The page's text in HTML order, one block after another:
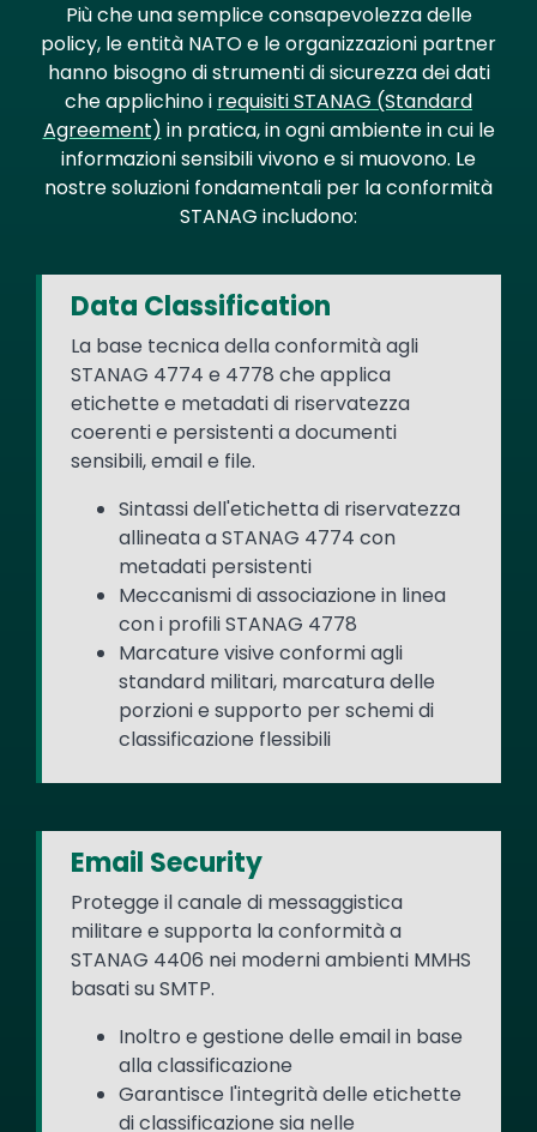
Più che una semplice consapevolezza delle
policy, le entità NATO e le organizzazioni partner
hanno bisogno di strumenti di sicurezza dei dati
che applichino i requisiti STANAG (Standard
Agreement) in pratica, in ogni ambiente in cui le
informazioni sensibili vivono e si muovono. Le
nostre soluzioni fondamentali per la conformità
STANAG includono:
Data Classification
La base tecnica della conformità agli
STANAG 4774 e 4778 che applica
etichette e metadati di riservatezza
coerenti e persistenti a documenti
sensibili, email e file.
Sintassi dell'etichetta di riservatezza
allineata a STANAG 4774 con
metadati persistenti
Meccanismi di associazione in linea
con i profili STANAG 4778
Marcature visive conformi agli
standard militari, marcatura delle
porzioni e supporto per schemi di
classificazione flessibili
Email Security
Protegge il canale di messaggistica
militare e supporta la conformità a
STANAG 4406 nei moderni ambienti MMHS
basati su SMTP.
Inoltro e gestione delle email in base
alla classificazione
Garantisce l'integrità delle etichette
di classificazione sia nelle